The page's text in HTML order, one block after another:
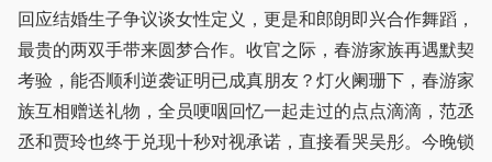
回应结婚生子争议谈女性定义，更是和郎朗即兴合作舞蹈，
最贵的两双手带来圆梦合作。收官之际，春游家族再遇默契
考验，能否顺利逆袭证明已成真朋友？灯火阑珊下，春游家
族互相赠送礼物，全员哽咽回忆一起走过的点点滴滴，范丞
丞和贾玲也终于兑现十秒对视承诺，直接看哭吴彤。今晚锁